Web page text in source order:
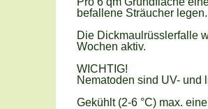
befallene Sträucher
Die Dickmaulrüsslerfalle
Wochen aktiv.
WICHTIG!
Nematoden sind UV- und
Gekühlt (2-6 °C) max.